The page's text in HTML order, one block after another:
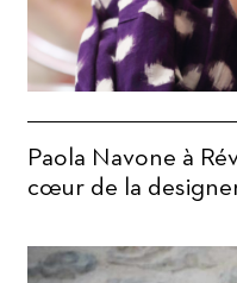
Paola Navone à
cœur de la